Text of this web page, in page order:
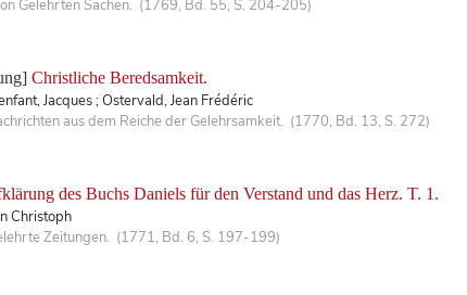
Gelehrten Sachen. (1769, Bd. 55, S. 204-205)
Christliche Beredsamkeit.
Jacques ; Ostervald, Jean Frédéric
aus dem Reiche der Gelehrsamkeit. (1770, Bd. 13, S. 272)
des Buchs Daniels für den Verstand und das Herz. T. 1.
Christoph
Zeitungen. (1771, Bd. 6, S. 197-199)